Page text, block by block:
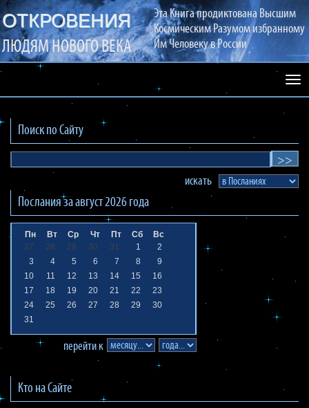
ОТКРОВЕНИЯ
ЛЮДЯМ НОВОГО ВЕКА
Эта Книга продиктована Высшим
Космическим Разумом избранному
Им Человеку в России
Поиск по Сайту
искать
Послания заавгуст 2026 года
Пн Вт Ср Чт Пт Сб
Вс
27
28 29 30 31 1
2
3
4 5 6 7 8
9
10
11 12 13 14 15
16
17
18 19 20 21 22
23
24
25 26 27 28 29
30
31
перейти к
Кто на Сайте